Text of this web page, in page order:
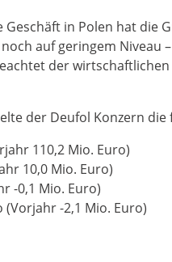
in Polen hat die
auf geringem Niveau
der
der Deufol Konzern die
110,2 Mio. Euro)
10,0 Mio. Euro)
-0,1 Mio. Euro)
-2,1 Mio. Euro)